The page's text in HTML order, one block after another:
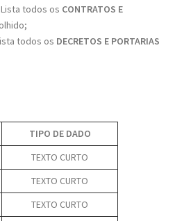
Lista todos os CONTRATOS E
todos os DECRETOS E PORTARIAS
TIPO DE DADO
TEXTO CURTO
TEXTO CURTO
TEXTO CURTO